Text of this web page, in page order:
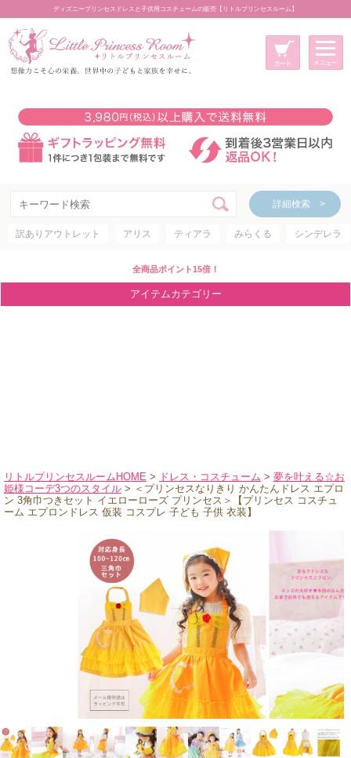
ディズニープリンセスドレスと子供用コスチュームの販売【リトルプリンセスルーム】
詳細検索 >
訳ありアウトレット アリス ティアラ みらくる シンデレラ
全商品ポイント15倍！
アイテムカテゴリー
リトルプリンセスルームHOME > ドレス・コスチューム > 夢を叶える☆お
姫様コーデ3つのスタイル > ＜プリンセスなりきり かんたんドレス エプロ
ン 3角巾つきセット イエローローズ プリンセス＞【プリンセス コスチュ
ーム エプロンドレス 仮装 コスプレ 子ども 子供 衣装】
新規会員登録
マイページ
カート
詳細検索 >
アイテムカテゴリー
ディズニープリンセス
ディズニキャラクター
アウトレット
ショッピングインフォメーション
会社概要
お支払・送料
返品・交換
サイズの測り方
よくあるご質問
レビューを見る
ブログ
ニュースレター購読
マイページログイン